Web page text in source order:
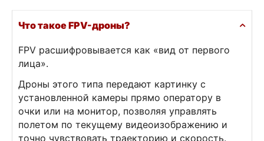
Что такое FPV-дроны?
FPV расшифровывается как «вид от первого
лица».
Дроны этого типа передают картинку с
установленной камеры прямо оператору в
очки или на монитор, позволяя управлять
полетом по текущему видеоизображению и
точно чувствовать траекторию и скорость.